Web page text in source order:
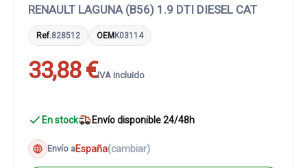
RENAULT LAGUNA (B56) 1.9 DTI DIESEL CAT
Ref.828512 OEMK03114
33,88 €IVA incluido
En stock Envío disponible 24/48h
Envío aEspaña(cambiar)